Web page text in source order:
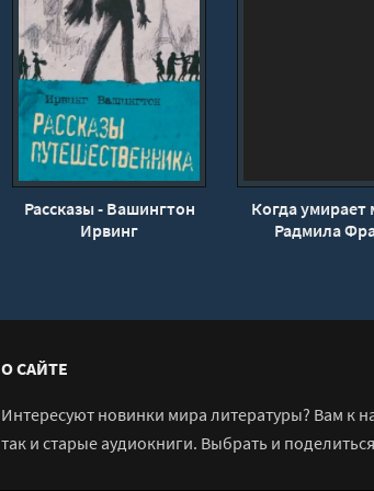
Рассказы - Вашингтон
Ирвинг
Когда умирает
Радмила
О САЙТЕ
Интересуют новинки мира литературы? Вам к
так и старые аудиокниги. Выбрать и